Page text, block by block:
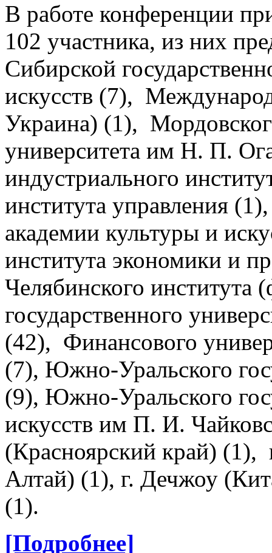
В работе конференции
102 участника, из них
Сибирской
искусств (7),
Украина) (1),
университета им Н. П.
индустриального
института управления
академии культуры и
института экономики и
Челябинского
государственного
(42), Финансового
(7), Южно-Уральского
(9), Южно-Уральского
искусств им П. И.
(Красноярский край) (1),
Алтай) (1), г. Дечжоу
(1).
[Подробнее]